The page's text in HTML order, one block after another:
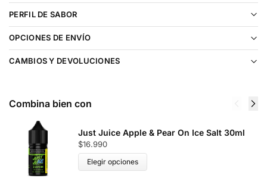
PERFIL DE SABOR
OPCIONES DE ENVÍO
CAMBIOS Y DEVOLUCIONES
Combina bien con
Just Juice Apple & Pear On Ice Salt 30ml
$16.990
Elegir opciones